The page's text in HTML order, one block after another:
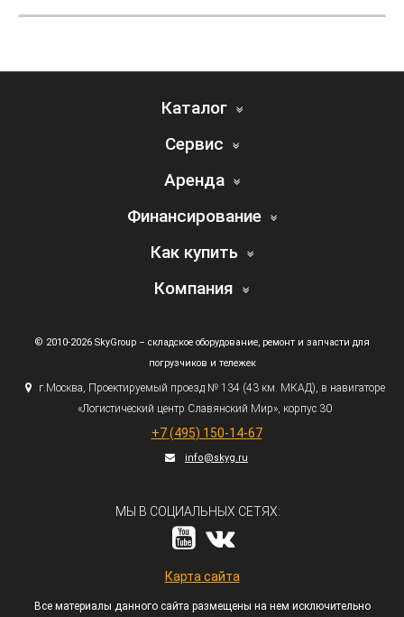
Каталог
Сервис
Аренда
Финансирование
Как купить
Компания
© 2010-2026 SkyGroup – складское оборудование, ремонт и запчасти для
погрузчиков и тележек
г.Москва, Проектируемый проезд № 134 (43км. МКАД), в навигаторе
«Логистический центр Славянский Мир», корпус 30
+7 (495) 150-14-67
info@skyg.ru
МЫ В СОЦИАЛЬНЫХ СЕТЯХ:
Карта сайта
Все материалы данного сайта размещены на нем исключительно